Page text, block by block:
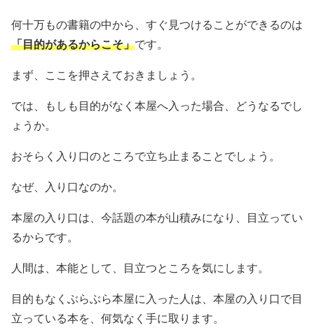
何十万もの書籍の中から、すぐ見つけることができるのは
「目的があるからこそ」です。
まず、ここを押さえておきましょう。
では、もしも目的がなく本屋へ入った場合、どうなるでし
ょうか。
おそらく入り口のところで立ち止まることでしょう。
なぜ、入り口なのか。
本屋の入り口は、今話題の本が山積みになり、目立ってい
るからです。
人間は、本能として、目立つところを気にします。
目的もなくぶらぶら本屋に入った人は、本屋の入り口で目
立っている本を、何気なく手に取ります。